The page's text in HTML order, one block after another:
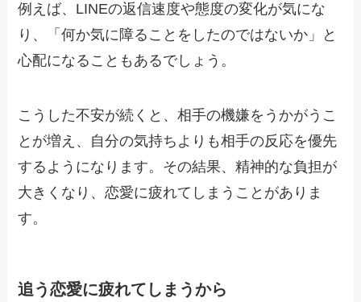
例えば、LINEの返信速度や態度の変化が気にな
り、「何か気に障ることをしたのではないか」と
心配になることもあるでしょう。
こうした不安が続くと、相手の機嫌をうかがうこ
とが増え、自分の気持ちよりも相手の反応を優先
するようになります。その結果、精神的な負担が
大きくなり、恋愛に疲れてしまうことがありま
す。
追う恋愛に疲れてしまうから